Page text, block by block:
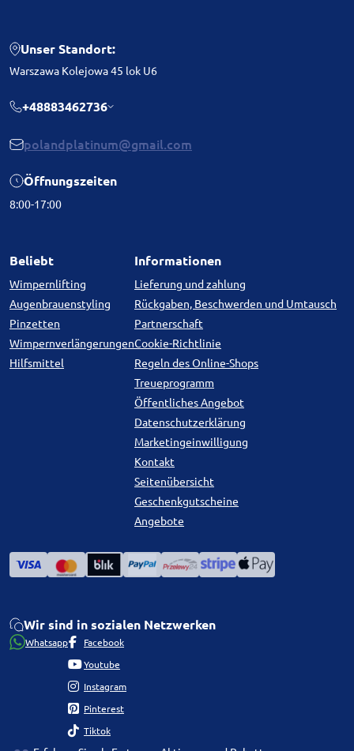
Unser Standort:
Warszawa Kolejowa 45 lok U6
+48883462736
polandplatinum@gmail.com
Öffnungszeiten
8:00-17:00
Beliebt
Wimpernlifting
Augenbrauenstyling
Pinzetten
Wimpernverlängerungen
Hilfsmittel
Informationen
Lieferung und zahlung
Rückgaben, Beschwerden und Umtausch
Partnerschaft
Cookie-Richtlinie
Regeln des Online-Shops
Treueprogramm
Öffentliches Angebot
Datenschutzerklärung
Marketingeinwilligung
Kontakt
Seitenübersicht
Geschenkgutscheine
Angebote
Wir sind in sozialen Netzwerken
Whatsapp Facebook
Youtube
Instagram
Pinterest
Tiktok